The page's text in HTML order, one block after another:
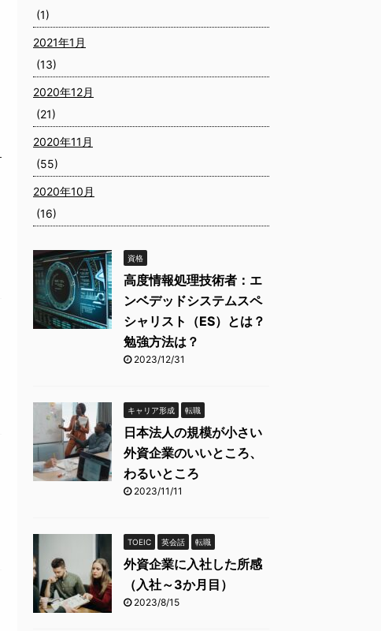
(1)
2021年1月
(13)
2020年12月
(21)
2020年11月
(55)
2020年10月
(16)
資格
高度情報処理技術者：エ
ンベデッドシステムスペ
シャリスト（ES）とは？
勉強方法は？
2023/12/31
キャリア形成 転職
日本法人の規模が小さい
外資企業のいいところ、
わるいところ
2023/11/11
TOEIC 英会話 転職
外資企業に入社した所感
（入社～3か月目）
2023/8/15